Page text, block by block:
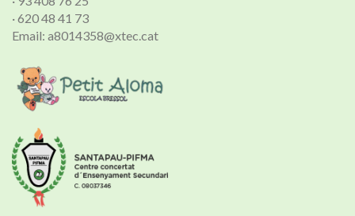
· 620 48 41 73
Email: a8014358@xtec.cat